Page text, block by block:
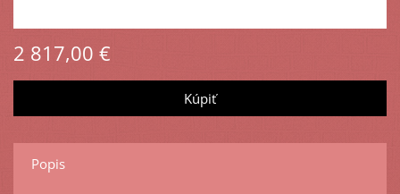
2 817,00 €
Popis